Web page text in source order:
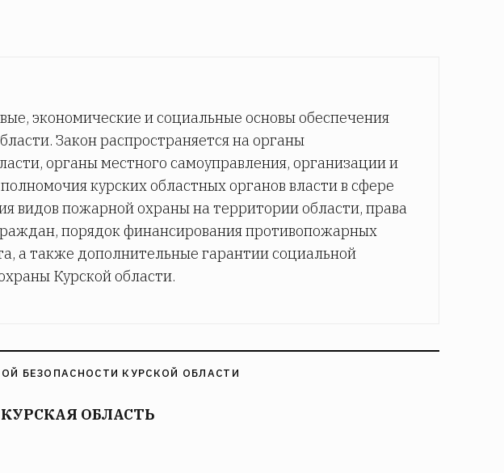
экономические и социальные основы обеспечения
Закон распространяется на органы
органы местного самоуправления, организации и
курских областных органов власти в сфере
видов пожарной охраны на территории области, права
порядок финансирования противопожарных
а также дополнительные гарантии социальной
Курской области.
БЕЗОПАСНОСТИ КУРСКОЙ ОБЛАСТИ
КУРСКАЯ ОБЛАСТЬ